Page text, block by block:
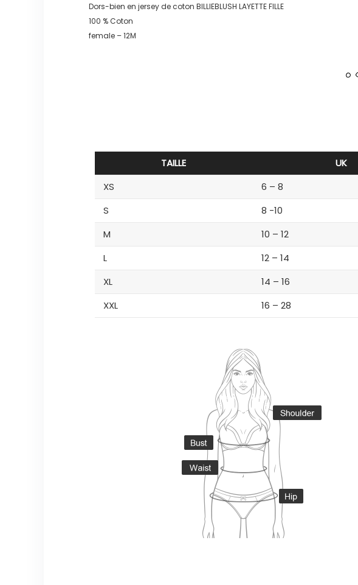
Dors-bien en jersey de coton BILLIEBLUSH LAYETTE FILLE
100 % Coton
female – 12M
TAILLE UK
XS
6 – 8
S
8 -10
M
10 – 12
L
12 – 14
XL
14 – 16
XXL
16 – 28